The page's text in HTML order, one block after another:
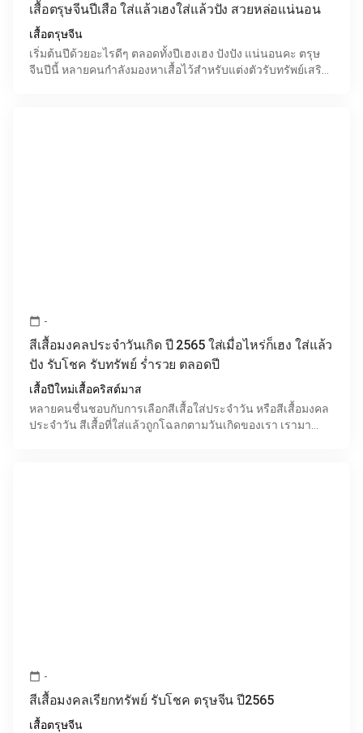
เสื้อตรุษจีนปีเสือ ใส่แล้วเฮงใส่แล้วปัง สวยหล่อแน่นอน
เสื้อตรุษจีน
เริ่มต้นปีด้วยอะไรดีๆ ตลอดทั้งปีเฮงเฮง ปังปัง แน่นอนคะ ตรุษ
จีนปีนี้ หลายคนกำลังมองหาเสื้อไว้สำหรับแต่งตัวรับทรัพย์เสริม
calendar_today -
สีเสื้อมงคลประจำวันเกิด ปี 2565 ใส่เมื่อไหร่ก็เฮง ใส่แล้ว
ปัง รับโชค รับทรัพย์ ร่ำรวย ตลอดปี
เสื้อปีใหม่เสื้อคริสต์มาส
หลายคนชื่นชอบกับการเลือกสีเสื้อใส่ประจำวัน หรือสีเสื้อมงคล
ประจำวัน สีเสื้อที่ใส่แล้วถูกโฉลกตามวันเกิดของเรา เรามา
calendar_today -
สีเสื้อมงคลเรียกทรัพย์ รับโชค ตรุษจีน ปี2565
เสื้อตรุษจีน